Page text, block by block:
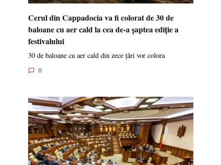
Cerul din Cappadocia va fi colorat de 30 de
baloane cu aer cald la cea de-a șaptea ediție a
festivalului
30 de baloane cu aer cald din zece țări vor colora
0